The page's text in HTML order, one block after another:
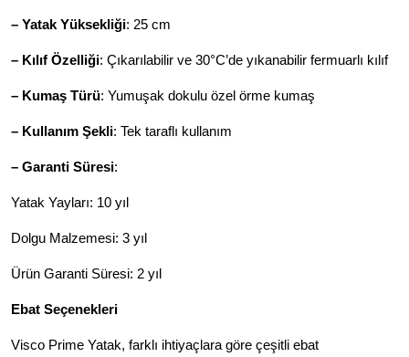
– Yatak Yüksekliği: 25 cm
– Kılıf Özelliği: Çıkarılabilir ve 30°C’de yıkanabilir fermuarlı kılıf
– Kumaş Türü: Yumuşak dokulu özel örme kumaş
– Kullanım Şekli: Tek taraflı kullanım
– Garanti Süresi:
Yatak Yayları: 10 yıl
Dolgu Malzemesi: 3 yıl
Ürün Garanti Süresi: 2 yıl
Ebat Seçenekleri
Visco Prime Yatak, farklı ihtiyaçlara göre çeşitli ebat